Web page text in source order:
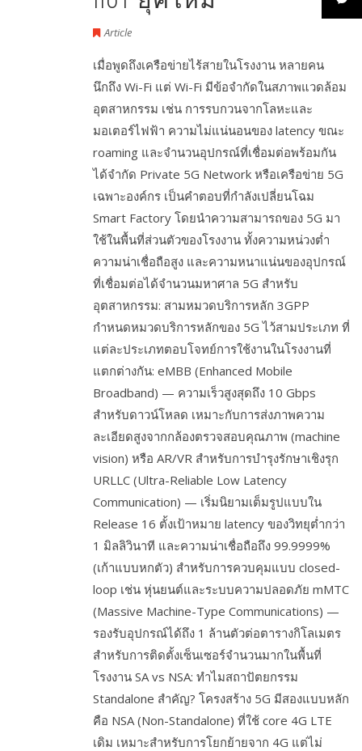
Article
เมื่อพูดถึงเครือข่ายไร้สายในโรงงาน หลายคน
นึกถึง Wi-Fi แต่ Wi-Fi มีข้อจำกัดในสภาพแวดล้อม
อุตสาหกรรม เช่น การรบกวนจากโลหะและ
มอเตอร์ไฟฟ้า ความไม่แน่นอนของ latency ขณะ
roaming และจำนวนอุปกรณ์ที่เชื่อมต่อพร้อมกัน
ได้จำกัด Private 5G Network หรือเครือข่าย 5G
เฉพาะองค์กร เป็นคำตอบที่กำลังเปลี่ยนโฉม
Smart Factory โดยนำความสามารถของ 5G มา
ใช้ในพื้นที่ส่วนตัวของโรงงาน ทั้งความหน่วงต่ำ
ความน่าเชื่อถือสูง และความหนาแน่นของอุปกรณ์
ที่เชื่อมต่อได้จำนวนมหาศาล 5G สำหรับ
อุตสาหกรรม: สามหมวดบริการหลัก 3GPP
กำหนดหมวดบริการหลักของ 5G ไว้สามประเภท ที่
แต่ละประเภทตอบโจทย์การใช้งานในโรงงานที่
แตกต่างกัน: eMBB (Enhanced Mobile
Broadband) — ความเร็วสูงสุดถึง 10 Gbps
สำหรับดาวน์โหลด เหมาะกับการส่งภาพความ
ละเอียดสูงจากกล้องตรวจสอบคุณภาพ (machine
vision) หรือ AR/VR สำหรับการบำรุงรักษาเชิงรุก
URLLC (Ultra-Reliable Low Latency
Communication) — เริ่มนิยามเต็มรูปแบบใน
Release 16 ตั้งเป้าหมาย latency ของวิทยุต่ำกว่า
1 มิลลิวินาที และความน่าเชื่อถือถึง 99.9999%
(เก้าแบบหกตัว) สำหรับการควบคุมแบบ closed-
loop เช่น หุ่นยนต์และระบบความปลอดภัย mMTC
(Massive Machine-Type Communications) —
รองรับอุปกรณ์ได้ถึง 1 ล้านตัวต่อตารางกิโลเมตร
สำหรับการติดตั้งเซ็นเซอร์จำนวนมากในพื้นที่
โรงงาน SA vs NSA: ทำไมสถาปัตยกรรม
Standalone สำคัญ? โครงสร้าง 5G มีสองแบบหลัก
คือ NSA (Non-Standalone) ที่ใช้ core 4G LTE
เดิม เหมาะสำหรับการโยกย้ายจาก 4G แต่ไม่